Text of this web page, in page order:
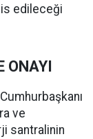
edileceği
ONAYI
ve
santralinin